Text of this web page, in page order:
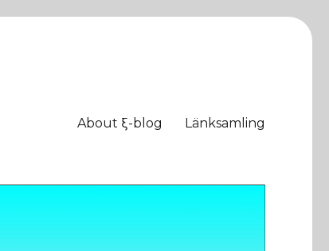
About ξ-blog Länksamling